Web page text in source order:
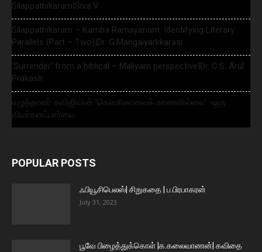
Silappathikaram|Siva V
Silappathikaram – Kamba Ramayanam: Identifying Literary
Parallels (Part – Two)|Dr. G.Mangaiyarkkarasi
‘Surrender’ from a biblical – Maliyam perspective|Dr. C.S. Arul
Prakash
எழுத்தாளர் கவிஜியின் ‘கௌசிகாவைக் காணவில்லை’ -ஒரு
விமர்சனப்பார்வை
POPULAR POSTS
ஃபியூசிபெலஸ்| சிறுகதை | ப.பிரபாகரன்
July 31, 2023
பூவே பிழைத்துக்கொள் |க.கலைவாணன்| கவிதை